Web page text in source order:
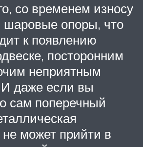
со временем износу
опоры, что
к появлению
посторонним
неприятным
даже если вы
сам поперечный
не может прийти в